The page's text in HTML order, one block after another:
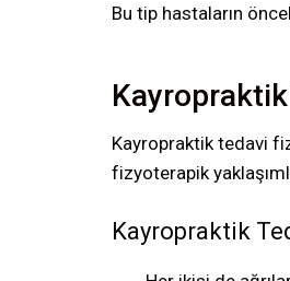
Bu tip hastaların
Kayropraktik tedavi
fizyoterapik
Kayropraktik